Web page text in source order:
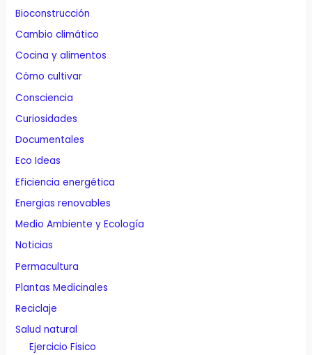
Bioconstrucción
Cambio climático
Cocina y alimentos
Cómo cultivar
Consciencia
Curiosidades
Documentales
Eco Ideas
Eficiencia energética
Energias renovables
Medio Ambiente y Ecología
Noticias
Permacultura
Plantas Medicinales
Reciclaje
Salud natural
Ejercicio Fisico